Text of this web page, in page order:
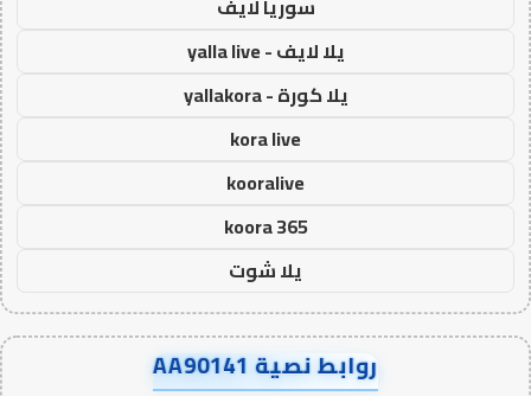
يلا لايف - yalla live
يلا كورة - yallakora
kora live
kooralive
koora 365
يلا شوت
روابط نصية AA90141